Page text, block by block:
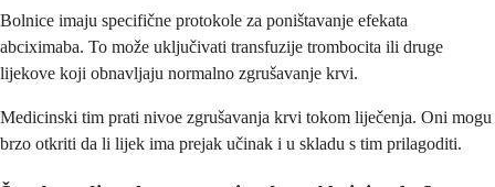
Bolnice imaju specifične protokole za poništavanje efekata
abciximaba. To može uključivati transfuzije trombocita ili druge
lijekove koji obnavljaju normalno zgrušavanje krvi.
Medicinski tim prati nivoe zgrušavanja krvi tokom liječenja. Oni mogu
brzo otkriti da li lijek ima prejak učinak i u skladu s tim prilagoditi.